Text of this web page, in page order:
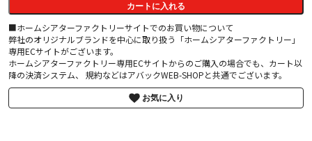
カートに入れる
■ホームシアターファクトリーサイトでのお買い物について
弊社のオリジナルブランドを中心に取り扱う「ホームシアターファクトリー」
専用ECサイトがございます。
ホームシアターファクトリー専用ECサイトからのご購入の場合でも、カート以
降の決済システム、 規約などはアバックWEB-SHOPと共通でございます。
お気に入り